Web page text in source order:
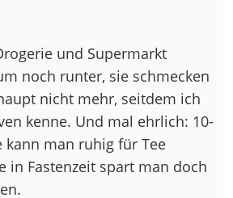
und Supermarkt
noch runter, sie schmecken
nicht mehr, seitdem ich
kenne. Und mal ehrlich: 10-
kann man ruhig für Tee
in Fastenzeit spart man doch